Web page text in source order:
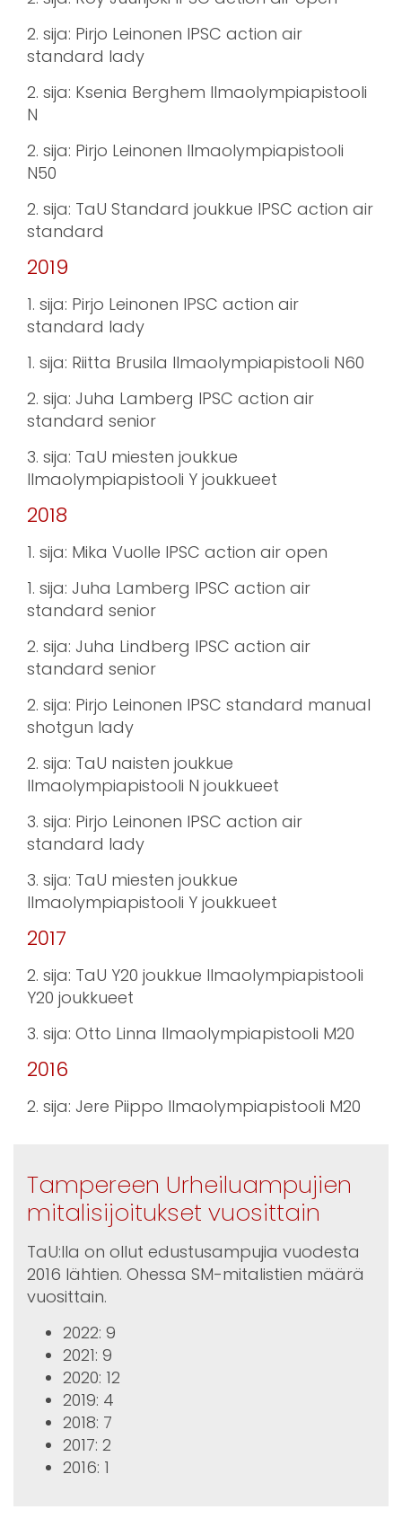
2. sija: Pirjo Leinonen IPSC action air
standard lady
2. sija: Ksenia Berghem Ilmaolympiapistooli
N
2. sija: Pirjo Leinonen Ilmaolympiapistooli
N50
2. sija: TaU Standard joukkue IPSC action air
standard
2019
1. sija: Pirjo Leinonen IPSC action air
standard lady
1. sija: Riitta Brusila Ilmaolympiapistooli N60
2. sija: Juha Lamberg IPSC action air
standard senior
3. sija: TaU miesten joukkue
Ilmaolympiapistooli Y joukkueet
2018
1. sija: Mika Vuolle IPSC action air open
1. sija: Juha Lamberg IPSC action air
standard senior
2. sija: Juha Lindberg IPSC action air
standard senior
2. sija: Pirjo Leinonen IPSC standard manual
shotgun lady
2. sija: TaU naisten joukkue
Ilmaolympiapistooli N joukkueet
3. sija: Pirjo Leinonen IPSC action air
standard lady
3. sija: TaU miesten joukkue
Ilmaolympiapistooli Y joukkueet
2017
2. sija: TaU Y20 joukkue Ilmaolympiapistooli
Y20 joukkueet
3. sija: Otto Linna Ilmaolympiapistooli M20
2016
2. sija: Jere Piippo Ilmaolympiapistooli M20
Tampereen Urheiluampujien
mitalisijoitukset vuosittain
TaU:lla on ollut edustusampujia vuodesta
2016 lähtien. Ohessa SM-mitalistien määrä
vuosittain.
2022: 9
2021: 9
2020: 12
2019: 4
2018: 7
2017: 2
2016: 1